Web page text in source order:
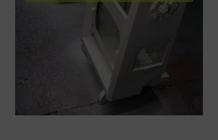
Pintura industrial
Pintura de piezas
industriales
VER PINTURA INDUSTRIAL